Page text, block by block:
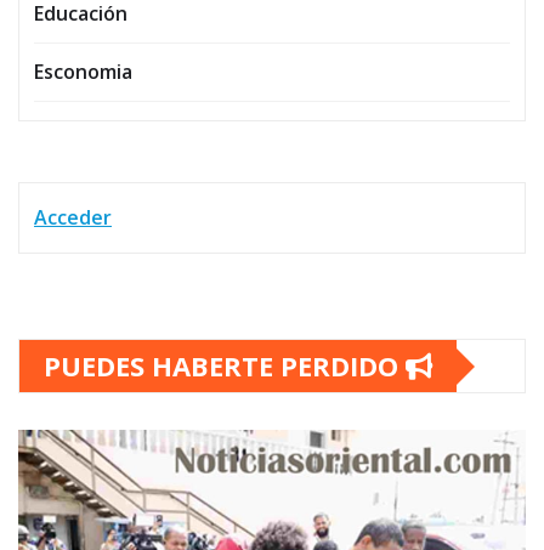
Educación
Esconomia
Acceder
PUEDES HABERTE PERDIDO